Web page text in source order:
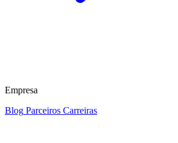
Empresa
Blog Parceiros Carreiras